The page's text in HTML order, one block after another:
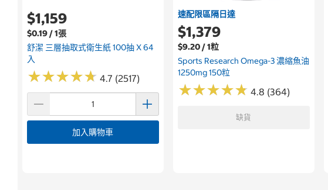
$1,159
$0.19 / 1張
舒潔 三層抽取式衛生紙 100抽 X 64
入
★★★★★
★★★★★ 4.7 (2517)
加入購物車
速配限區隔日達
$1,379
$9.20 / 1粒
Sports Research Omega-3 濃縮魚油
1250mg 150粒
★★★★★
★★★★★ 4.8 (364)
缺貨